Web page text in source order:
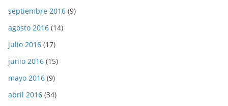
septiembre 2016 (9)
agosto 2016 (14)
julio 2016 (17)
junio 2016 (15)
mayo 2016 (9)
abril 2016 (34)